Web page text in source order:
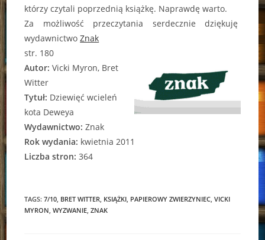
którzy czytali poprzednią książkę. Naprawdę warto.
Za możliwość przeczytania serdecznie dziękuję
wydawnictwoZnak
str. 180
Autor:Vicki Myron, Bret
Witter
Tytuł: Dziewięć wcieleń
kota Deweya
Wydawnictwo:Znak
Rok wydania: kwietnia 2011
Liczba stron:364
TAGS:7/10 BRET WITTER KSIĄŻKI PAPIEROWY ZWIERZYNIEC VICKI
MYRON WYZWANIE ZNAK